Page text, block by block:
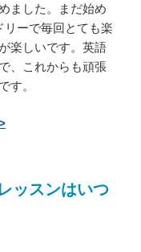
ました。まだ始め
ーで毎回とても楽
楽しいです。英語
、これからも頑張
す。
ッスンはいつ